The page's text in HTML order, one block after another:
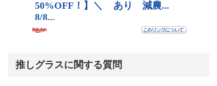
推しグラスに関する質問